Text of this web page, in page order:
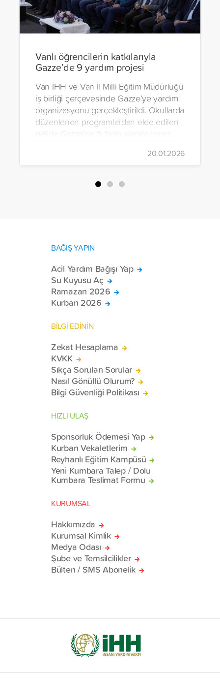
Vanlı öğrencilerin katkılarıyla
Gazze’de 9 yardım projesi
Van İHH ve Van İl Milli Eğitim Müdürlüğü
iş birliği çerçevesinde Gazze’ye yardım
organizasyonu gerçekleştirildi. Okullarda
düzenlenen programlardan elde edilen
gelirle Gazze’de 9 farklı alanda insani
20.01.2026
BAĞIŞ YAPIN
Acil Yardım Bağışı Yap
Su Kuyusu Aç
Ramazan 2026
Kurban 2026
BİLGİ EDİNİN
Zekat Hesaplama
KVKK
Sıkça Sorulan Sorular
Nasıl Gönüllü Olurum?
Bilgi Güvenliği Politikası
HIZLI ULAŞ
Sponsorluk Ödemesi Yap
Kurban Vekaletlerim
Reyhanlı Eğitim Kampüsü
Yeni Kumbara Talep / Dolu
Kumbara Teslimat Formu
KURUMSAL
Hakkımızda
Kurumsal Kimlik
Medya Odası
Şube ve Temsilcilikler
Bülten / SMS Abonelik